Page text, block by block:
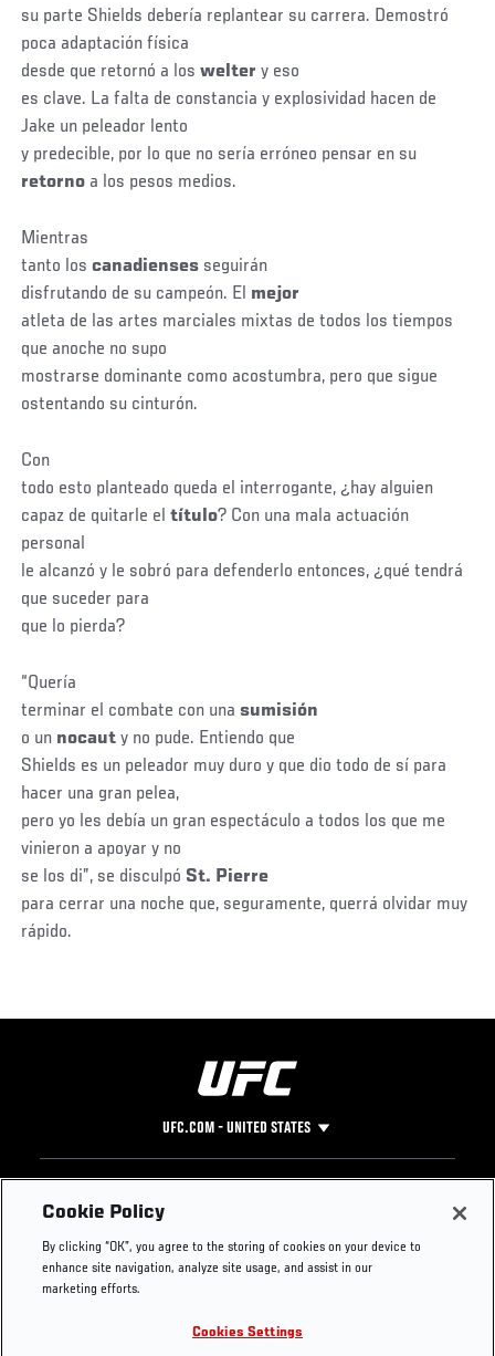
su parte Shields debería replantear su carrera. Demostró
poca adaptación física
desde que retornó a loswelter y eso
es clave. La falta de constancia y explosividad hacen de
Jake un peleador lento
y predecible, por lo que no sería erróneo pensar en su
retorno a los pesos medios.
Mientras
tanto loscanadienses seguirán
disfrutando de su campeón. El mejor
atleta de las artes marciales mixtas de todos los tiempos
que anoche no supo
mostrarse dominante como acostumbra, pero que sigue
ostentando su cinturón.
Con
todo esto planteado queda el interrogante, ¿hay alguien
capaz de quitarle eltítulo? Con una mala actuación
personal
le alcanzó y le sobró para defenderlo entonces, ¿qué tendrá
que suceder para
que lo pierda?
“Quería
terminar el combate con unasumisión
o un nocaut y no pude. Entiendo que
Shields es un peleador muy duro y que dio todo de sí para
hacer una gran pelea,
pero yo les debía un gran espectáculo a todos los que me
vinieron a apoyar y no
se los di”, se disculpó St. Pierre
para cerrar una noche que, seguramente, querrá olvidar muy
rápido.
UFC.COM - UNITED STATES
Footer
UFC
UFC Foundation
UFC Careers
Instagram
YouTube
Press
Cookie Policy
By clicking “OK”, you agree to the storing of cookies on your device to
enhance site navigation, analyze site usage, and assist in our
marketing efforts.
Cookies Settings